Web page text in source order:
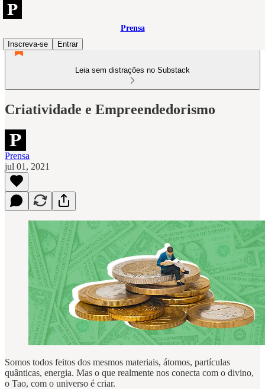
Prensa
Inscreva-se
Entrar
Leia sem distrações no Substack
Criatividade e Empreendedorismo
Prensa
jul 01, 2021
Somos todos feitos dos mesmos materiais, átomos, partículas
quânticas, energia. Mas o que realmente nos conecta com o divino,
o Tao, com o universo é criar.